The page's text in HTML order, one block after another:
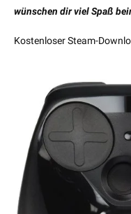
wünschen dir viel Spaß
Kostenloser Steam-